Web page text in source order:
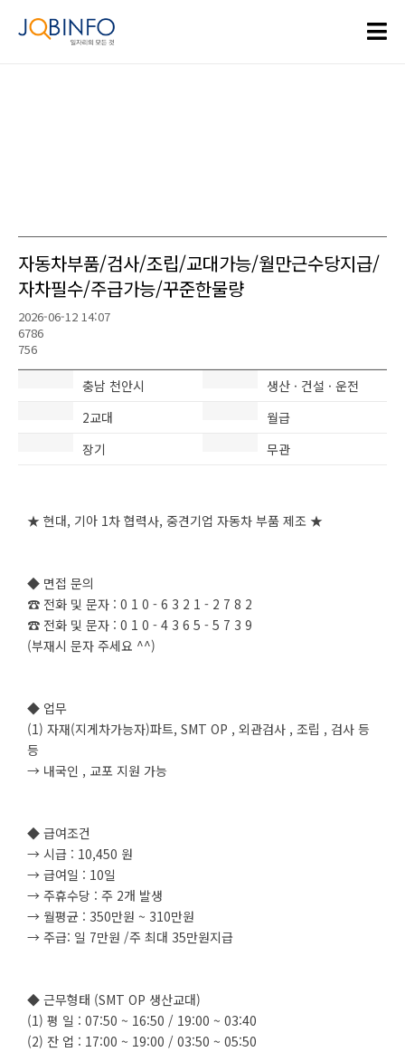
자동차부품/검사/조립/교대가능/월만근수당지급/
자차필수/주급가능/꾸준한물량
2026-06-12 14:07
6786
756
충남 천안시
생산 · 건설 · 운전
2교대
월급
장기
무관
★ 현대, 기아 1차 협력사, 중견기업 자동차 부품 제조 ★
◆ 면접 문의
☎ 전화 및 문자 : 0 1 0 - 6 3 2 1 - 2 7 8 2
☎ 전화 및 문자 : 0 1 0 - 4 3 6 5 - 5 7 3 9
(부재시 문자 주세요 ^^)
◆ 업무
(1) 자재(지게차가능자)파트, SMT OP , 외관검사 , 조립 , 검사 등
등
→ 내국인 , 교포 지원 가능
◆ 급여조건
→ 시급 : 10,450 원
→ 급여일 : 10일
→ 주휴수당 : 주 2개 발생
→ 월평균 : 350만원 ~ 310만원
→ 주급: 일 7만원 /주 최대 35만원지급
◆ 근무형태 (SMT OP 생산교대)
(1) 평 일 : 07:50 ~ 16:50 / 19:00 ~ 03:40
(2) 잔 업 : 17:00 ~ 19:00 / 03:50 ~ 05:50